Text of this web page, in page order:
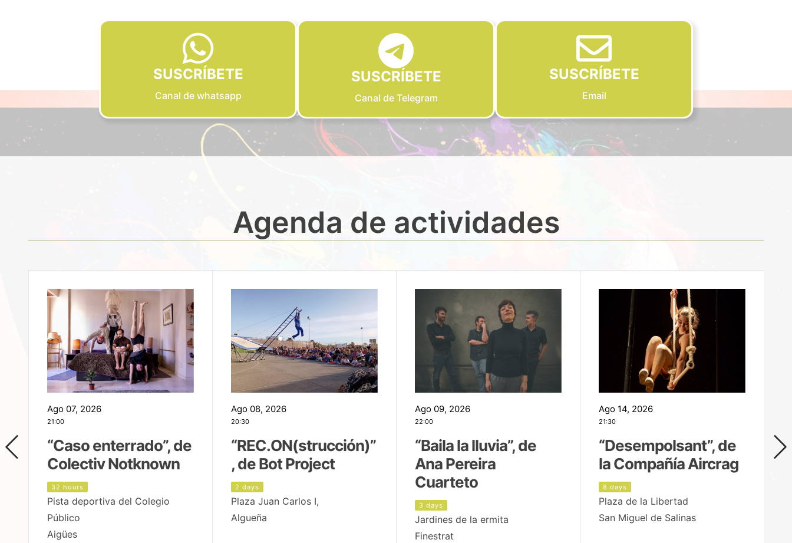
SUSCRÍBETE
Canal de whatsapp
SUSCRÍBETE
Canal de Telegram
SUSCRÍBETE
Email
Agenda de actividades
Ago 07, 2026
21:00
“Caso enterrado”, de
Colectiv Notknown
32 hours
Pista deportiva del Colegio
Público
Aigües
Ago 08, 2026
20:30
“REC.ON(strucción)”
, de Bot Project
2 days
Plaza Juan Carlos I,
Algueña
Ago 09, 2026
22:00
“Baila la lluvia”, de
Ana Pereira
Cuarteto
3 days
Jardines de la ermita
Finestrat
Ago 14, 2026
21:30
“Desempolsant”, de
la Compañía Aircrag
8 days
Plaza de la Libertad
San Miguel de Salinas